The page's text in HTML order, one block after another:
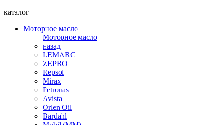
каталог
Моторное масло
Моторное масло
назад
LEMARC
ZEPRO
Repsol
Mirax
Petronas
Avista
Orlen Oil
Bardahl